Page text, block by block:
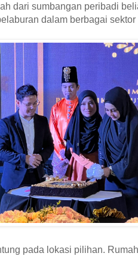
dari sumbangan peribadi
dalam berbagai
pada lokasi pilihan.